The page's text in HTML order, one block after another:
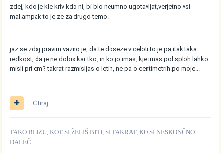
zdej, kdo je kle kriv kdo ni, bi blo neumno ugotavljat,verjetno vsi
mal.ampak to je ze za drugo temo.
jaz se zdaj pravim.vazno je, da te doseze v celoti.to je pa itak taka
redkost, da je ne dobis kar tko, in ko jo imas, kje imas pol sploh lahko
misli pri cm? takrat razmisljas o letih, ne pa o centimetrih.po moje...
Citiraj
TAKO BLIZU, KOT SI ŽELIŠ BITI, SI TAKRAT, KO SI NESKONČNO
DALEČ.